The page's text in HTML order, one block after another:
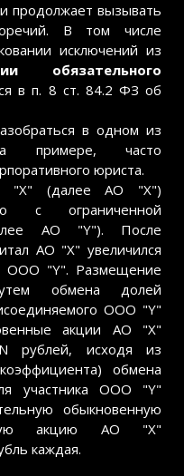
продолжает вызывать
В том числе
исключений из
обязательного
в п. 8 ст. 84.2 ФЗ об
в одном из
примере, часто
юриста.
"Х" (далее АО "Х")
с ограниченной
АО "Y"). После
АО "X" увеличился
ООО "Y". Размещение
обмена долей
ООО "Y"
акции АО "X"
рублей, исходя из
обмена
участника ООО "Y"
обыкновенную
акцию АО "X"
каждая.